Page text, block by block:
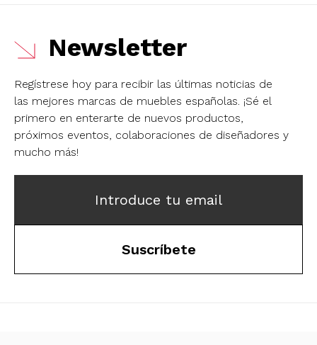
Newsletter
Regístrese hoy para recibir las últimas noticias de
las mejores marcas de muebles españolas. ¡Sé el
primero en enterarte de nuevos productos,
próximos eventos, colaboraciones de diseñadores y
mucho más!
Introduce tu email
Suscríbete